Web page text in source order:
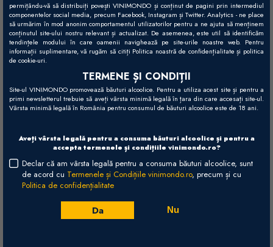
permițându-vă să distribuiți povești VINIMONDO și conținut de pagini prin intermediul
componentelor social media, precum Facebook, Instagram și Twitter. Analytics - ne place
să urmărim în mod anonim comportamentul utilizatorilor pentru a ne ajuta să menținem
conținutul site-ului nostru relevant și actualizat. De asemenea, este util să identificăm
tendințele modului în care oamenii navighează pe site-urile noastre web. Pentru
informații suplimentare, vă rugăm să citiți Politica noastră de confidențialitate și politica
de cookie-uri.
TERMENE ȘI CONDIȚII
Site-ul VINIMONDO promovează băuturi alcoolice. Pentru a utiliza acest site și pentru a
primi newsletterul trebuie să aveți vârsta minimă legală în țara din care accesați site-ul.
Vârsta minimă legală în România pentru consumul de băuturi alcoolice este de 18 ani.
Aveți vârsta legală pentru a consuma băuturi alcoolice și pentru a
accepta termenele și condițiile vinimondo.ro?
Declar că am vârsta legală pentru a consuma băuturi alcoolice, sunt
de acord cu Termenele și Condițiile vinimondo.ro, precum și cu
Politica de confidențialitate
Da Nu
Decantare: 1h
Temperatură servire:
15 - 18°C
Roșu rubiniu intens.
Gustativ
dense, precise și fine. Finalul este savuros și de durată, conferind o
senzație de vitalitate și eleganță.
Olfactiv